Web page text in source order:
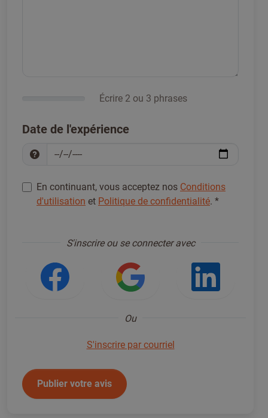
Écrire 2 ou 3 phrases
Date de l'expérience
En continuant, vous acceptez nos Conditions
d'utilisation et Politique de confidentialité. *
S'inscrire ou se connecter avec
Se connecter avec Facebook
Se connecter
Ou
S'inscrire par courriel
Publier votre avis